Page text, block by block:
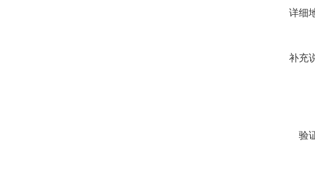
详细
补充
验